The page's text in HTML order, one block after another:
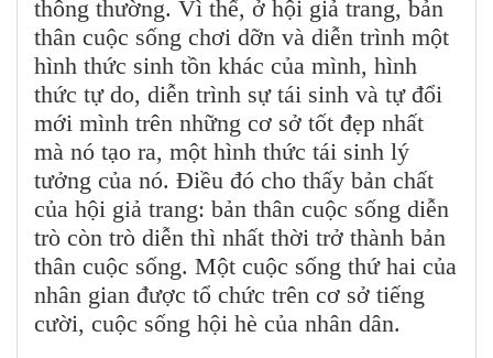
thông thường. Vì thế, ở hội giả trang, bản
thân cuộc sống chơi dỡn và diễn trình một
hình thức sinh tồn khác của mình, hình
thức tự do, diễn trình sự tái sinh và tự đổi
mới mình trên những cơ sở tốt đẹp nhất
mà nó tạo ra, một hình thức tái sinh lý
tưởng của nó. Điều đó cho thấy bản chất
của hội giả trang: bản thân cuộc sống diễn
trò còn trò diễn thì nhất thời trở thành bản
thân cuộc sống. Một cuộc sống thứ hai của
nhân gian được tổ chức trên cơ sở tiếng
cười, cuộc sống hội hè của nhân dân.